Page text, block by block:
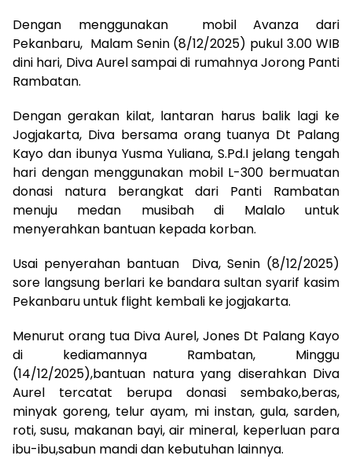
Dengan menggunakan mobil Avanza dari
Pekanbaru, Malam Senin (8/12/2025) pukul 3.00 WIB
dini hari, Diva Aurel sampai di rumahnya Jorong Panti
Rambatan.
Dengan gerakan kilat, lantaran harus balik lagi ke
Jogjakarta, Diva bersama orang tuanya Dt Palang
Kayo dan ibunya Yusma Yuliana, S.Pd.I jelang tengah
hari dengan menggunakan mobil L-300 bermuatan
donasi natura berangkat dari Panti Rambatan
menuju medan musibah di Malalo untuk
menyerahkan bantuan kepada korban.
Usai penyerahan bantuan Diva, Senin (8/12/2025)
sore langsung berlari ke bandara sultan syarif kasim
Pekanbaru untuk flight kembali ke jogjakarta.
Menurut orang tua Diva Aurel, Jones Dt Palang Kayo
di kediamannya Rambatan, Minggu
(14/12/2025),bantuan natura yang diserahkan Diva
Aurel tercatat berupa donasi sembako,beras,
minyak goreng, telur ayam, mi instan, gula, sarden,
roti, susu, makanan bayi, air mineral, keperluan para
ibu-ibu,sabun mandi dan kebutuhan lainnya.